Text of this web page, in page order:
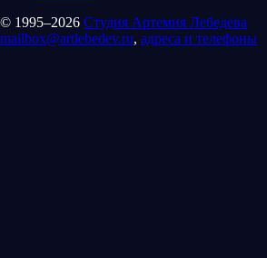
© 1995–2026 Студия Артемия Лебедева
mailbox@artlebedev.ru, адреса и телефоны